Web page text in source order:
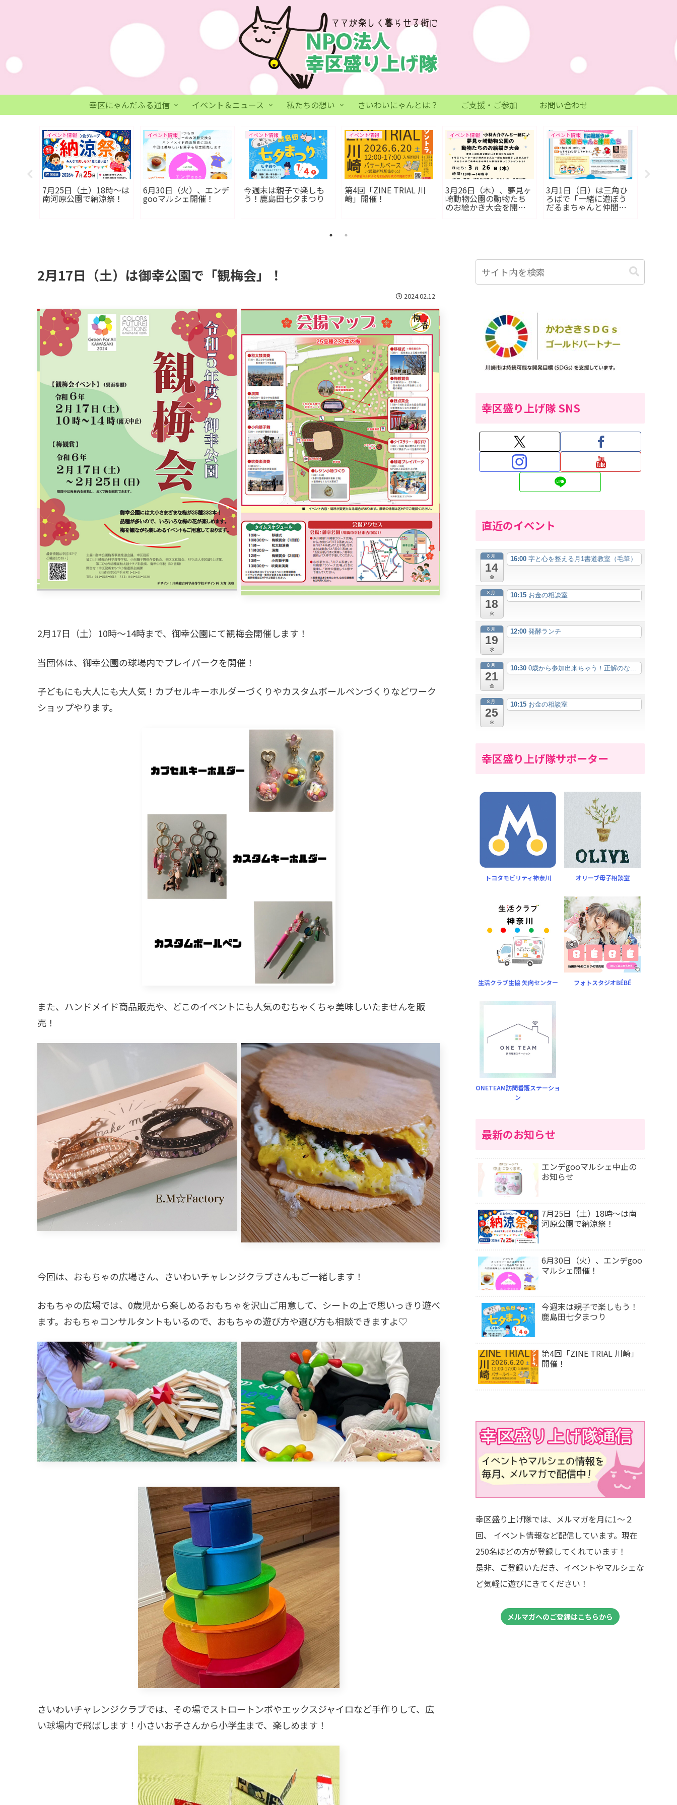
幸区にゃんだふる通信 イベント＆ニュース 私たちの想い さいわいにゃんとは？ ご支援・ご参加 お問い合わせ
イベント情報
7月25日（土）18時〜は
南河原公園で納涼祭！
イベント情報
6月30日（火）、エンデ
gooマルシェ開催！
イベント情報
今週末は⁡親子で楽しも
う！鹿島田七夕まつり
イベント情報
第4回「ZINE TRIAL 川
崎」開催！
イベント情報
3月26日（木）、夢見ヶ
崎動物公園の動物たち
のお絵かき大会を開
イベント情報
3月1日（日）は三角ひ
ろばで「一緒に遊ぼう
だるまちゃんと仲間た
2月17日（土）は御幸公園で「観梅会」！
2024.02.12
2月17日（土）10時〜14時まで、御幸公園にて観梅会開催します！
当団体は、御幸公園の球場内でプレイパークを開催！
子どもにも大人にも大人気！カプセルキーホルダーづくりやカスタムボールペンづくりなどワーク
ショップやります。
また、ハンドメイド商品販売や、どこのイベントにも人気のむちゃくちゃ美味しいたませんを販
売！
今回は、おもちゃの広場さん、さいわいチャレンジクラブさんもご一緒します！
おもちゃの広場では、0歳児から楽しめるおもちゃを沢山ご用意して、シートの上で思いっきり遊べ
ます。おもちゃコンサルタントもいるので、おもちゃの遊び方や選び方も相談できますよ♡
さいわいチャレンジクラブでは、その場でストロートンボやエックスジャイロなど手作りして、広
い球場内で飛ばします！小さいお子さんから小学生まで、楽しめます！
幸区盛り上げ隊 SNS
直近のイベント
8月
14
金
16:00 字と心を整える月1書道教室（毛筆）
8月
18
火
10:15 お金の相談室
8月
19
水
12:00 発酵ランチ
8月
21
金
10:30 0歳から参加出来ちゃう！正解のな...
8月
25
火
10:15 お金の相談室
幸区盛り上げ隊サポーター
トヨタモビリティ神奈川 オリーブ母子相談室
生活クラブ生協 矢向センター フォトスタジオBÉBÉ
ONETEAM訪問看護ステーショ
ン
最新のお知らせ
エンデgooマルシェ中止の
お知らせ
7月25日（土）18時〜は南
河原公園で納涼祭！
6月30日（火）、エンデgoo
マルシェ開催！
今週末は⁡親子で楽しもう！
鹿島田七夕まつり
第4回「ZINE TRIAL 川崎」
開催！
幸区盛り上げ隊では、メルマガを月に1～２
回、 イベント情報など配信しています。現在
250名ほどの方が登録してくれています！
是非、ご登録いただき、イベントやマルシェな
ど気軽に遊びにきてください！
メルマガへのご登録はこちらから